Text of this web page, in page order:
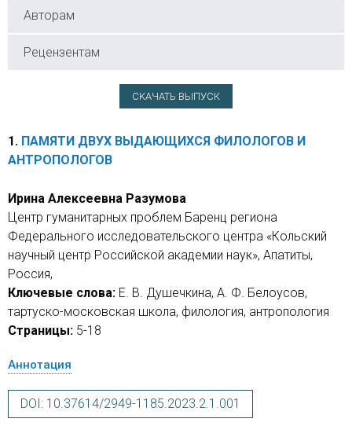
Авторам
Рецензентам
СКАЧАТЬ ВЫПУСК
1. ПАМЯТИ ДВУХ ВЫДАЮЩИХСЯ ФИЛОЛОГОВ И
АНТРОПОЛОГОВ
Ирина Алексеевна Разумова
Центр гуманитарных проблем Баренц региона
Федерального исследовательского центра «Кольский
научный центр Российской академии наук», Апатиты,
Россия,
Ключевые слова: Е. В. Душечкина, А. Ф. Белоусов,
тартуско-московская школа, филология, антропология
Страницы: 5-18
Аннотация
DOI: 10.37614/2949-1185.2023.2.1.001